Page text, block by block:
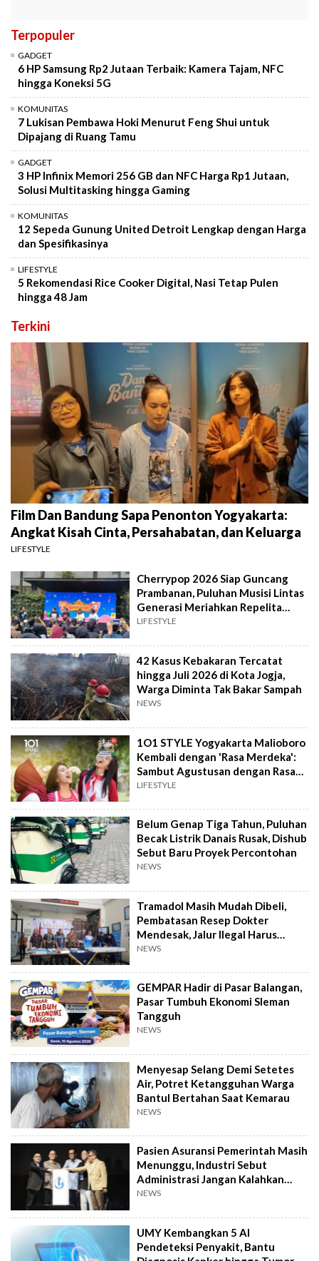
Terpopuler
GADGET
6 HP Samsung Rp2 Jutaan Terbaik: Kamera Tajam, NFC
hingga Koneksi 5G
KOMUNITAS
7 Lukisan Pembawa Hoki Menurut Feng Shui untuk
Dipajang di Ruang Tamu
GADGET
3 HP Infinix Memori 256 GB dan NFC Harga Rp1 Jutaan,
Solusi Multitasking hingga Gaming
KOMUNITAS
12 Sepeda Gunung United Detroit Lengkap dengan Harga
dan Spesifikasinya
LIFESTYLE
5 Rekomendasi Rice Cooker Digital, Nasi Tetap Pulen
hingga 48 Jam
Terkini
Film Dan Bandung Sapa Penonton Yogyakarta:
Angkat Kisah Cinta, Persahabatan, dan Keluarga
LIFESTYLE
Cherrypop 2026 Siap Guncang
Prambanan, Puluhan Musisi Lintas
Generasi Meriahkan Repelita
Musik
LIFESTYLE
42 Kasus Kebakaran Tercatat
hingga Juli 2026 di Kota Jogja,
Warga Diminta Tak Bakar Sampah
NEWS
1O1 STYLE Yogyakarta Malioboro
Kembali dengan 'Rasa Merdeka':
Sambut Agustusan dengan Rasa
dan Tawa
LIFESTYLE
Belum Genap Tiga Tahun, Puluhan
Becak Listrik Danais Rusak, Dishub
Sebut Baru Proyek Percontohan
NEWS
Tramadol Masih Mudah Dibeli,
Pembatasan Resep Dokter
Mendesak, Jalur Ilegal Harus
Distop
NEWS
GEMPAR Hadir di Pasar Balangan,
Pasar Tumbuh Ekonomi Sleman
Tangguh
NEWS
Menyesap Selang Demi Setetes
Air, Potret Ketangguhan Warga
Bantul Bertahan Saat Kemarau
NEWS
Pasien Asuransi Pemerintah Masih
Menunggu, Industri Sebut
Administrasi Jangan Kalahkan
Kemanusiaan
NEWS
UMY Kembangkan 5 AI
Pendeteksi Penyakit, Bantu